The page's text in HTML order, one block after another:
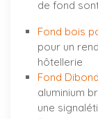
de fond
Fond bois
pour un
hôtellerie
Fond
aluminium
une